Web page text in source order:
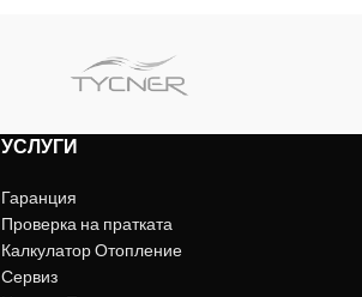
УСЛУГИ
Гаранция
Проверка на пратката
Калкулатор Отопление
Сервиз